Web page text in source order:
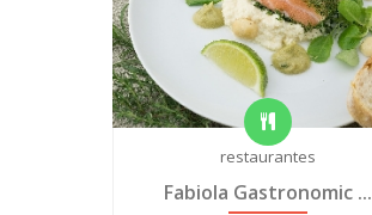
restaurantes
Fabiola Gastronomic ...